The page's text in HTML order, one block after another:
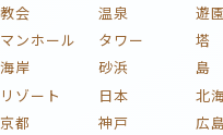
教会
温泉 遊
マンホール
タワー 塔
海岸
砂浜 島
リゾート
日本 北
京都
神戸 広